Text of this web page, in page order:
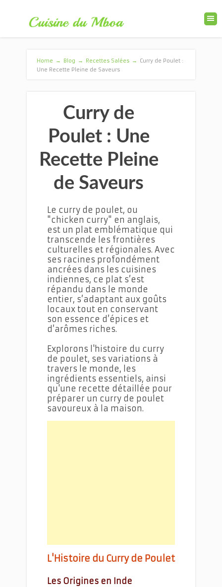
Home → Blog → Recettes Salées →
Curry de Poulet :
Une Recette Pleine de Saveurs
Curry de
Poulet : Une
Recette Pleine
de Saveurs
Le curry de poulet, ou
"chicken curry" en anglais,
est un plat emblématique qui
transcende les frontières
culturelles et régionales. Avec
ses racines profondément
ancrées dans les cuisines
indiennes, ce plat s’est
répandu dans le monde
entier, s’adaptant aux goûts
locaux tout en conservant
son essence d’épices et
d’arômes riches.
Explorons l'histoire du curry
de poulet, ses variations à
travers le monde, les
ingrédients essentiels, ainsi
qu'une recette détaillée pour
préparer un curry de poulet
savoureux à la maison.
L'Histoire du Curry de Poulet
Les Origines en Inde